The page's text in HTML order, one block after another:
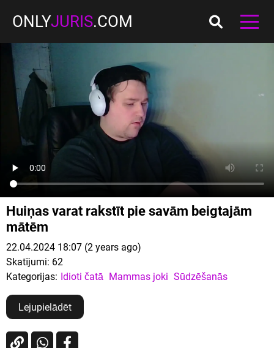
ONLYJURIS.COM
Huiņas varat rakstīt pie savām beigtajām
mātēm
22.04.2024 18:07 (2 years ago)
Skatījumi: 62
Kategorijas: Idioti čatā Mammas joki Sūdzēšanās
Lejupielādēt